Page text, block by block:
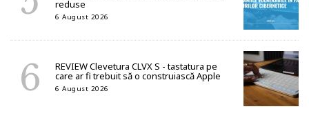
reduse
6 August 2026
REVIEW Clevetura CLVX S - tastatura pe
care ar fi trebuit să o construiască Apple
6 August 2026